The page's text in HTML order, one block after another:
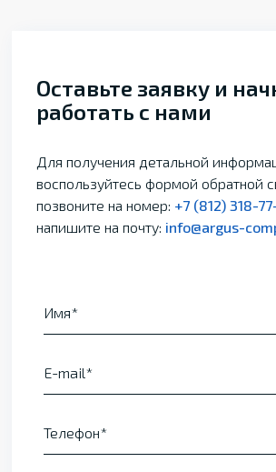
Оставьте заявку и
работать с нами
Для получения детальной
воспользуйтесь формой обратной
позвоните на номер: +7 (812) 318-
напишите на почту: info@argus-
Имя
E-mail
Телефон